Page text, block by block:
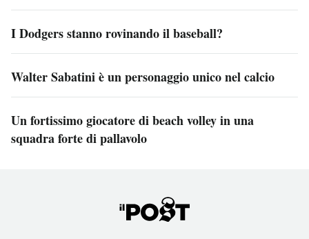
I Dodgers stanno rovinando il baseball?
Walter Sabatini è un personaggio unico nel calcio
Un fortissimo giocatore di beach volley in una
squadra forte di pallavolo